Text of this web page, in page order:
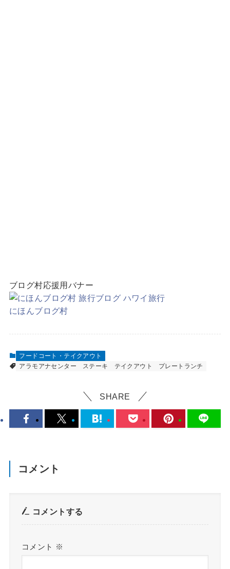
ブログ村応援用バナー
にほんブログ村
フードコート・テイクアウト
アラモアナセンター
ステーキ テイクアウト プレートランチ
SHARE
コメント
コメントする
コメント ※